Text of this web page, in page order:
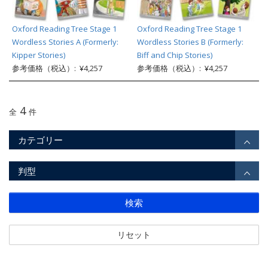
Oxford Reading Tree Stage 1
Wordless Stories A (Formerly:
Kipper Stories)
参考価格（税込）: ¥4,257
Oxford Reading Tree Stage 1
Wordless Stories B (Formerly:
Biff and Chip Stories)
参考価格（税込）: ¥4,257
全 4 件
カテゴリー
判型
検索
リセット